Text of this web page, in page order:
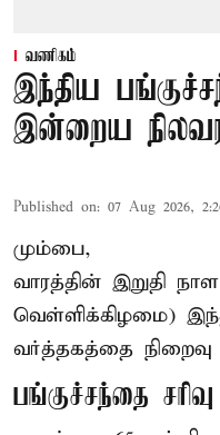
வணிகம்
இந்திய
இன்றைய
Published on: 07 Aug 2026,
மும்பை,
வாரத்தின் இறுதி
வெள்ளிக்கிழமை)
வர்த்தகத்தை நிறைவு
பங்குச்சந்தை சரிவு